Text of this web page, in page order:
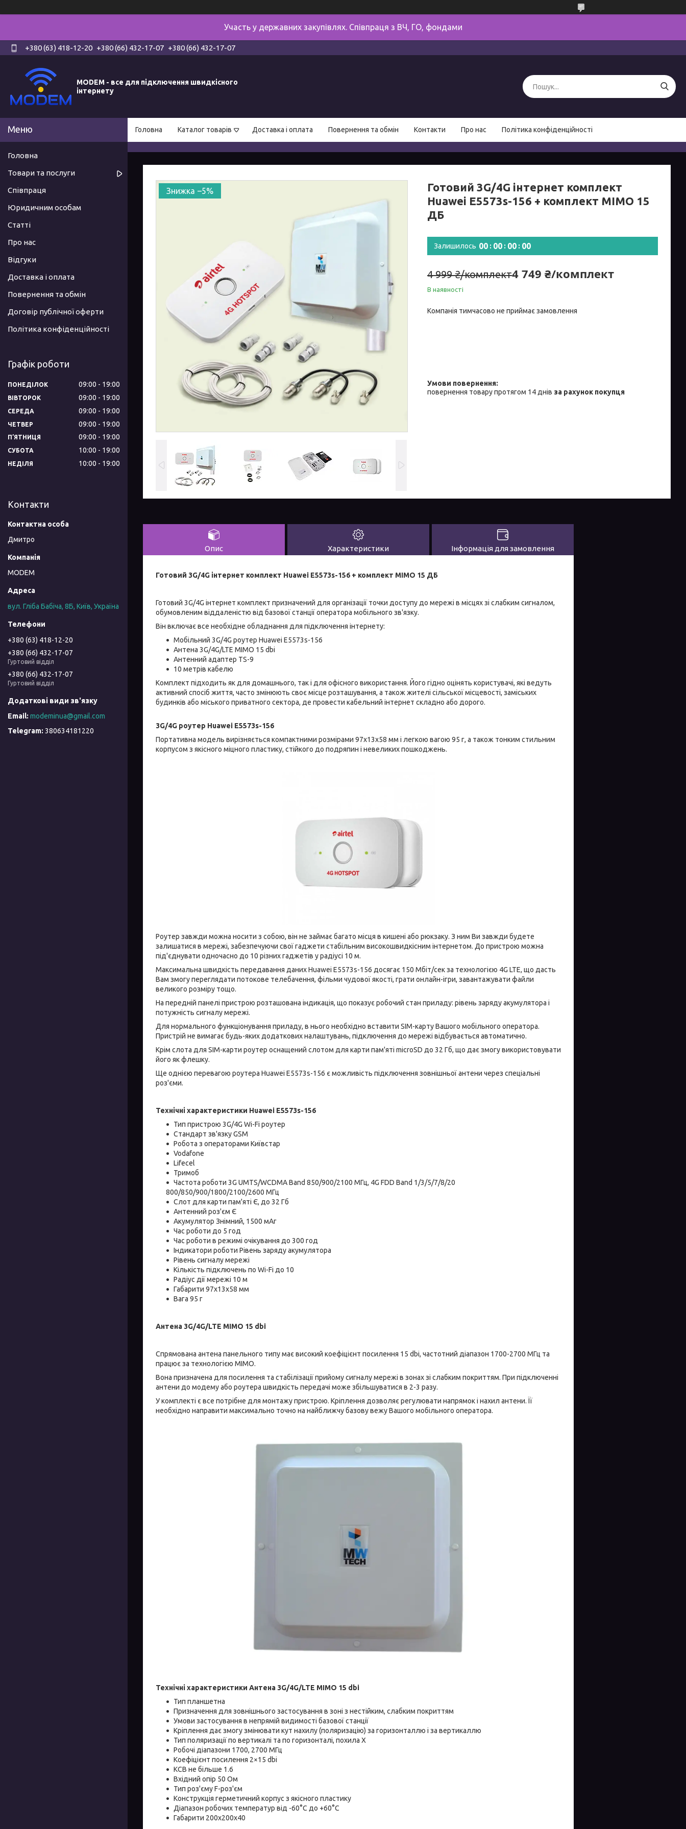
Участь у державних закупівлях. Співпраця з ВЧ, ГО, фондами
+380 (63) 418-12-20 +380 (66) 432-17-07 +380 (66) 432-17-07
MODEM - все для підключення швидкісного
інтернету
Головна Каталог товарів Доставка і оплата Повернення та обмін Контакти Про нас Політика конфіденційності
–5%
Готовий 3G/4G інтернет комплект
Huawei E5573s-156 + комплект MIMO 15
ДБ
Залишилось 00 00 00 00
4 999 ₴/комплект4 749 ₴/комплект
В наявності
Компанія тимчасово не приймає замовлення
повернення товару протягом 14 днів за рахунок покупця
Опис Характеристики Інформація для замовлення
Готовий 3G/4G інтернет комплект Huawei E5573s-156 + комплект MIMO 15 ДБ
Готовий 3G/4G інтернет комплект призначений для організації точки доступу до мережі в місцях зі слабким сигналом,
обумовленим віддаленістю від базової станції оператора мобільного зв'язку.
Він включає все необхідне обладнання для підключення інтернету:
Мобільний 3G/4G роутер Huawei E5573s-156
Антена 3G/4G/LTE MIMO 15 dbi
Антенний адаптер TS-9
10 метрів кабелю
Комплект підходить як для домашнього, так і для офісного використання. Його гідно оцінять користувачі, які ведуть
активний спосіб життя, часто змінюють своє місце розташування, а також жителі сільської місцевості, заміських
будинків або міського приватного сектора, де провести кабельний інтернет складно або дорого.
3G/4G роутер Huawei E5573s-156
Портативна модель вирізняється компактними розмірами 97х13х58 мм і легкою вагою 95 г, а також тонким стильним
корпусом з якісного міцного пластику, стійкого до подряпин і невеликих пошкоджень.
Роутер завжди можна носити з собою, він не займає багато місця в кишені або рюкзаку. З ним Ви завжди будете
залишатися в мережі, забезпечуючи свої гаджети стабільним високошвидкісним інтернетом. До пристрою можна
під'єднувати одночасно до 10 різних гаджетів у радіусі 10 м.
Максимальна швидкість передавання даних Huawei E5573s-156 досягає 150 Мбіт/сек за технологією 4G LTE, що дасть
Вам змогу переглядати потокове телебачення, фільми чудової якості, грати онлайн-ігри, завантажувати файли
великого розміру тощо.
На передній панелі пристрою розташована індикація, що показує робочий стан приладу: рівень заряду акумулятора і
потужність сигналу мережі.
Для нормального функціонування приладу, в нього необхідно вставити SIM-карту Вашого мобільного оператора.
Пристрій не вимагає будь-яких додаткових налаштувань, підключення до мережі відбувається автоматично.
Крім слота для SIM-карти роутер оснащений слотом для карти пам'яті microSD до 32 Гб, що дає змогу використовувати
його як флешку.
Ще однією перевагою роутера Huawei E5573s-156 є можливість підключення зовнішньої антени через спеціальні
роз'єми.
Технічні характеристики Huawei E5573s-156
Тип пристрою 3G/4G Wi-Fi роутер
Стандарт зв'язку GSM
Робота з операторами Київстар
Vodafone
Lifecel
Тримоб
Частота роботи 3G UMTS/WCDMA Band 850/900/2100 МГц, 4G FDD Band 1/3/5/7/8/20
800/850/900/1800/2100/2600 МГц
Слот для карти пам'яті Є, до 32 Гб
Антенний роз'єм Є
Акумулятор Знімний, 1500 мАг
Час роботи до 5 год
Час роботи в режимі очікування до 300 год
Індикатори роботи Рівень заряду акумулятора
Рівень сигналу мережі
Кількість підключень по Wi-Fi до 10
Радіус дії мережі 10 м
Габарити 97х13х58 мм
Вага 95 г
Антена 3G/4G/LTE MIMO 15 dbi
Спрямована антена панельного типу має високий коефіцієнт посилення 15 dbi, частотний діапазон 1700-2700 МГц та
працює за технологією MIMO.
Вона призначена для посилення та стабілізації прийому сигналу мережі в зонах зі слабким покриттям. При підключенні
антени до модему або роутера швидкість передачі може збільшуватися в 2-3 разу.
У комплекті є все потрібне для монтажу пристрою. Кріплення дозволяє регулювати напрямок і нахил антени. Її
необхідно направити максимально точно на найближчу базову вежу Вашого мобільного оператора.
Технічні характеристики Антена 3G/4G/LTE MIMO 15 dbi
Тип планшетна
Призначення для зовнішнього застосування в зоні з нестійким, слабким покриттям
Умови застосування в непрямій видимості базової станції
Кріплення дає змогу змінювати кут нахилу (поляризацію) за горизонталлю і за вертикаллю
Тип поляризації по вертикалі та по горизонталі, похила Х
Робочі діапазони 1700, 2700 МГц
Коефіцієнт посилення 2×15 dbi
КСВ не більше 1.6
Вхідний опір 50 Ом
Тип роз'єму F-роз'єм
Конструкція герметичний корпус з якісного пластику
Діапазон робочих температур від -60°C до +60°C
Габарити 200х200х40
Головна
Товари та послуги
Співпраця
Юридичним особам
Статті
Про нас
Відгуки
Доставка і оплата
Повернення та обмін
Договір публічної оферти
Політика конфіденційності
Графік роботи
ПОНЕДІЛОК 09:00 19:00
ВІВТОРОК 09:00 19:00
СЕРЕДА 09:00 19:00
ЧЕТВЕР 09:00 19:00
ПʼЯТНИЦЯ 09:00 19:00
СУБОТА 10:00 19:00
НЕДІЛЯ 10:00 19:00
Контакти
Дмитро
MODEM
вул. Гліба Бабіча, 8Б, Київ, Україна
+380 (63) 418-12-20
+380 (66) 432-17-07
Гуртовий відділ
+380 (66) 432-17-07
Гуртовий відділ
modeminua@gmail.com
380634181220